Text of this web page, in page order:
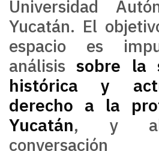
Universidad
Yucatán. El
espacio es
análisissobre la
histórica y
derecho a la
Yucatán, y